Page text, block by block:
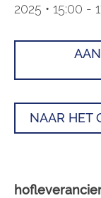
2025 • 15:00
NAAR HET